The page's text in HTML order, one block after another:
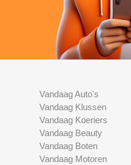
Vandaag Auto's
Vandaag Klussen
Vandaag Koeriers
Vandaag Beauty
Vandaag Boten
Vandaag Motoren